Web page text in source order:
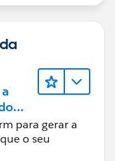
para gerar a
o seu